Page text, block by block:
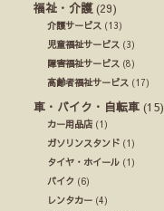
福祉・介護(29)
介護サービス (13)
児童福祉サービス (3)
障害福祉サービス (8)
高齢者福祉サービス (17)
車・バイク・自転車 (15)
カー用品店 (1)
ガソリンスタンド (1)
タイヤ・ホイール (1)
バイク (6)
レンタカー (4)